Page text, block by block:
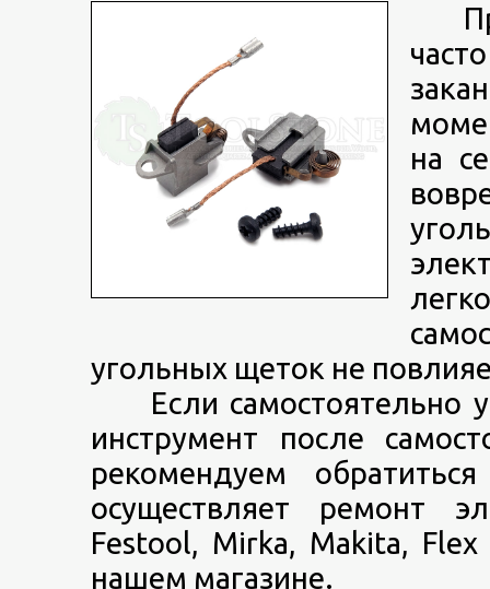
При
на
угольных щеток не
Если самостоятельно
инструмент после
рекомендуем
осуществляет ремонт
Festool, Mirka, Makita,
нашем магазине.